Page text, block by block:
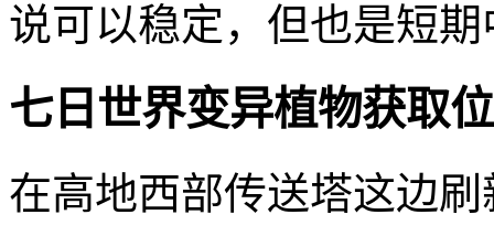
说可以稳定，但也是短
七日世界变异植物获取
在高地西部传送塔这边